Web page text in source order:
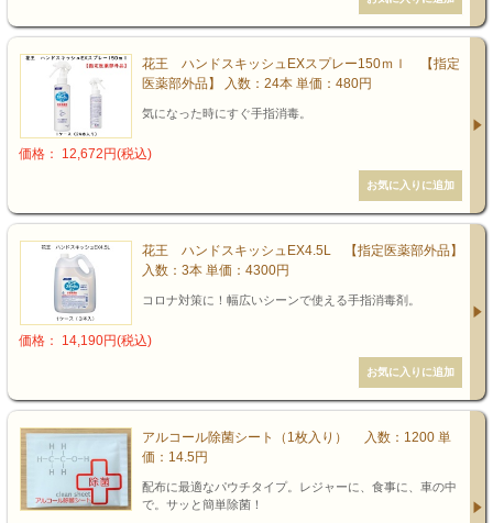
花王 ハンドスキッシュEXスプレー150ｍｌ 【指定
医薬部外品】 入数：24本 単価：480円
気になった時にすぐ手指消毒。
価格： 12,672円(税込)
花王 ハンドスキッシュEX4.5L 【指定医薬部外品】
入数：3本 単価：4300円
コロナ対策に！幅広いシーンで使える手指消毒剤。
価格： 14,190円(税込)
アルコール除菌シート（1枚入り） 入数：1200 単
価：14.5円
配布に最適なパウチタイプ。レジャーに、食事に、車の中
で。サッと簡単除菌！